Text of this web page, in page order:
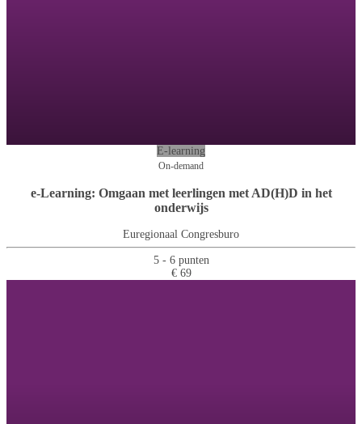
E-learning
On-demand
e-Learning: Omgaan met leerlingen met AD(H)D in het
onderwijs
Euregionaal Congresburo
5 - 6 punten
€ 69